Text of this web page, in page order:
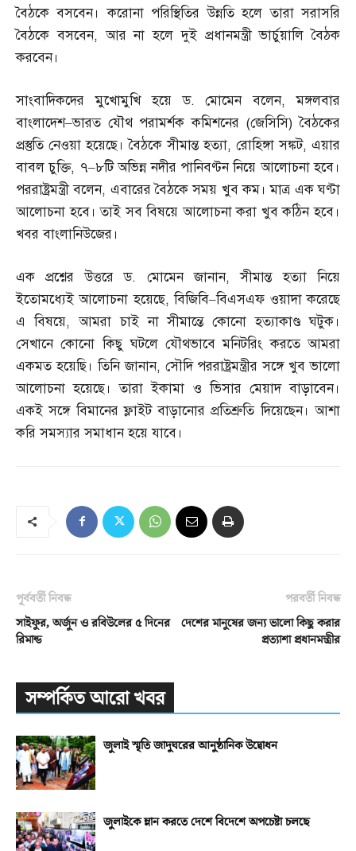
বৈঠকে বসবেন। করোনা পরিস্থিতির উন্নতি হলে তারা সরাসরি
বৈঠকে বসবেন,আর না হলে দুই প্রধানমন্ত্রী ভার্চুয়ালি বৈঠক
করবেন।
সাংবাদিকদের মুখোমুখি হয়ে ড.মোমেন বলেন,মঙ্গলবার
বাংলাদেশ–ভারত যৌথ পরামর্শক কমিশনের (জেসিসি)বৈঠকের
প্রস্তুতি নেওয়া হয়েছে। বৈঠকে সীমান্ত হত্যা, রোহিঙ্গা সঙ্কট, এয়ার
বাবল চুক্তি, ৭–৮টি অভিন্ন নদীর পানিবণ্টন নিয়ে আলোচনা হবে।
পররাষ্ট্রমন্ত্রী বলেন, এবারের বৈঠকে সময় খুব কম। মাত্র এক ঘণ্টা
আলোচনা হবে। তাই সব বিষয়ে আলোচনা করা খুব কঠিন হবে।
খবর বাংলানিউজের।
এক প্রশ্নের উত্তরে ড. মোমেন জানান,সীমান্ত হত্যা নিয়ে
ইতোমধ্যেই আলোচনা হয়েছে,বিজিবি–বিএসএফ ওয়াদা করেছে
এ বিষয়ে,আমরা চাই না সীমান্তে কোনো হত্যাকাণ্ড ঘটুক।
সেখানে কোনো কিছু ঘটলে যৌথভাবে মনিটরিং করতে আমরা
একমত হয়েছি। তিনি জানান, সৌদি পররাষ্ট্রমন্ত্রীর সঙ্গে খুব ভালো
আলোচনা হয়েছে। তারা ইকামা ও ভিসার মেয়াদ বাড়াবেন।
একই সঙ্গে বিমানের ফ্লাইট বাড়ানোর প্রতিশ্রুতি দিয়েছেন। আশা
করি সমস্যার সমাধান হয়ে যাবে।
পূর্ববর্তী নিবন্ধ
সাইফুর, অর্জুন ও রবিউলের ৫ দিনের
রিমান্ড
পরবর্তী নিবন্ধ
দেশের মানুষের জন্য ভালো কিছু করার
প্রত্যাশা প্রধানমন্ত্রীর
সম্পর্কিত আরো খবর
জুলাই স্মৃতি জাদুঘরের আনুষ্ঠানিক উদ্বোধন
জুলাইকে ম্লান করতে দেশে বিদেশে অপচেষ্টা চলছে